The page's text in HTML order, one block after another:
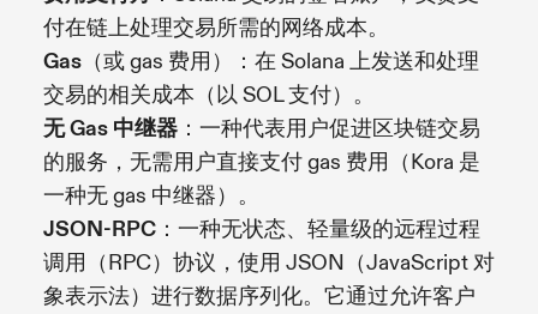
付在链上处理交易所需的网络成本。
Gas （或 gas 费用）：在 Solana 上发送和处理
交易的相关成本（以 SOL 支付）。
无 Gas 中继器 ：一种代表用户促进区块链交易
的服务，无需用户直接支付 gas 费用（Kora 是
一种无 gas 中继器）。
JSON-RPC ：一种无状态、轻量级的远程过程
调用（RPC）协议，使用 JSON（JavaScript 对
象表示法）进行数据序列化。它通过允许客户